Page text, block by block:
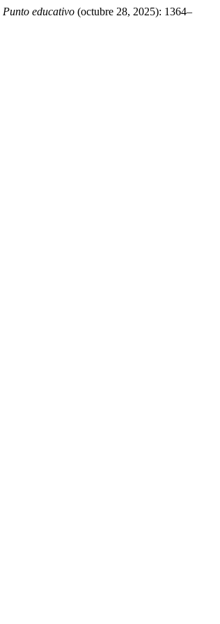
Punto educativo (octubre 28, 2025): 1364–